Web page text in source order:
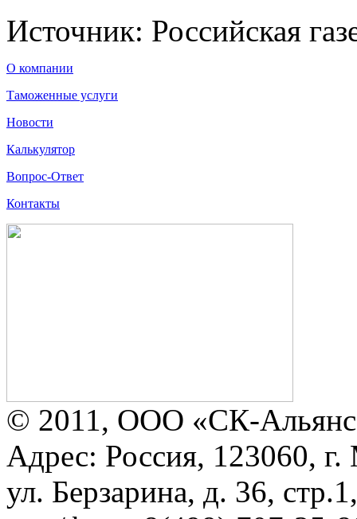
Источник: Российская
О компании
Таможенные услуги
Новости
Калькулятор
Вопрос-Ответ
Контакты
© 2011, ООО «СК-
Адрес: Россия, 123060, г.
ул. Берзарина, д. 36,